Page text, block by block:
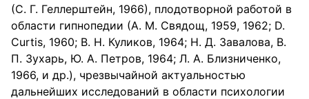
(С. Г. Геллерштейн, 1966), плодотворной работой в
области гипнопедии (А. М. Свядощ, 1959, 1962; D.
Curtis, 1960; В. Н. Куликов, 1964; Н. Д. Завалова, В.
П. Зухарь, Ю. А. Петров, 1964; Л. А. Близниченко,
1966, и др.), чрезвычайной актуальностью
дальнейших исследований в области психологии